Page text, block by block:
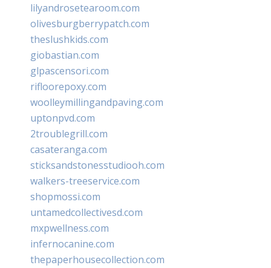
lilyandrosetearoom.com
olivesburgberrypatch.com
theslushkids.com
giobastian.com
glpascensori.com
rifloorepoxy.com
woolleymillingandpaving.com
uptonpvd.com
2troublegrill.com
casateranga.com
sticksandstonesstudiooh.com
walkers-treeservice.com
shopmossi.com
untamedcollectivesd.com
mxpwellness.com
infernocanine.com
thepaperhousecollection.com